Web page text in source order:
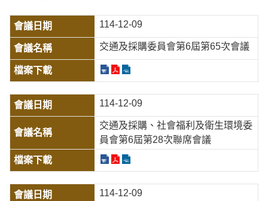
114-12-09
交通及採購委員會第6屆第65次會議
114-12-09
交通及採購、社會福利及衛生環境委
員會第6屆第28次聯席會議
114-12-09